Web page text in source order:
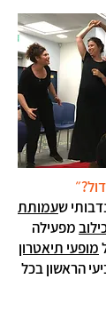
שעמותת
מפעילה
מופעי תיאטרון
הראשון בכל